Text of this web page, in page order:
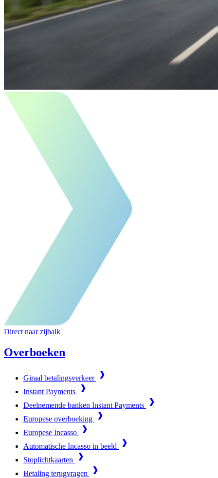
Direct naar zijbalk
Overboeken
Giraal betalingsverkeer
Instant Payments
Deelnemende banken Instant Payments
Europese overboeking
Europese Incasso
Automatische Incasso in beeld
Stoplichtkaarten
Betaling terugvragen